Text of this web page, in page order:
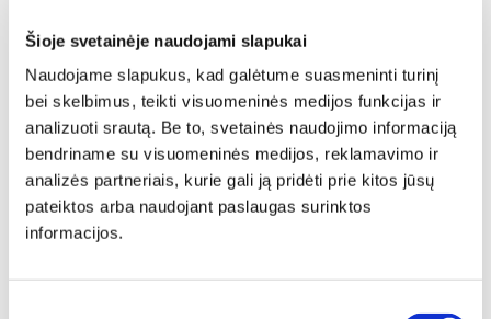
Šioje svetainėje naudojami slapukai
Naudojame slapukus, kad galėtume suasmeninti turinį
bei skelbimus, teikti visuomeninės medijos funkcijas ir
analizuoti srautą. Be to, svetainės naudojimo informaciją
bendriname su visuomeninės medijos, reklamavimo ir
analizės partneriais, kurie gali ją pridėti prie kitos jūsų
pateiktos arba naudojant paslaugas surinktos
informacijos.